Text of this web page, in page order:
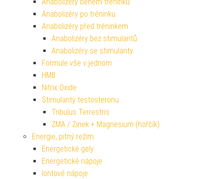
Anabolizéry během tréninku
Anabolizéry po tréninku
Anabolizéry před tréninkem
Anabolizéry bez stimulantů
Anabolizéry se stimulanty
Formule vše v jednom
HMB
Nitrix Oxide
Stimulanty testosteronu
Tribulus Terrestris
ZMA / Zinek + Magnesium (hořčík)
Energie, pitný režim
Energetické gely
Energetické nápoje
Iontové nápoje